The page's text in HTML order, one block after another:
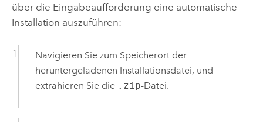
über die Eingabeaufforderung eine automatische
Installation auszuführen:
Navigieren Sie zum Speicherort der
heruntergeladenen Installationsdatei, und
extrahieren Sie die .zip-Datei.